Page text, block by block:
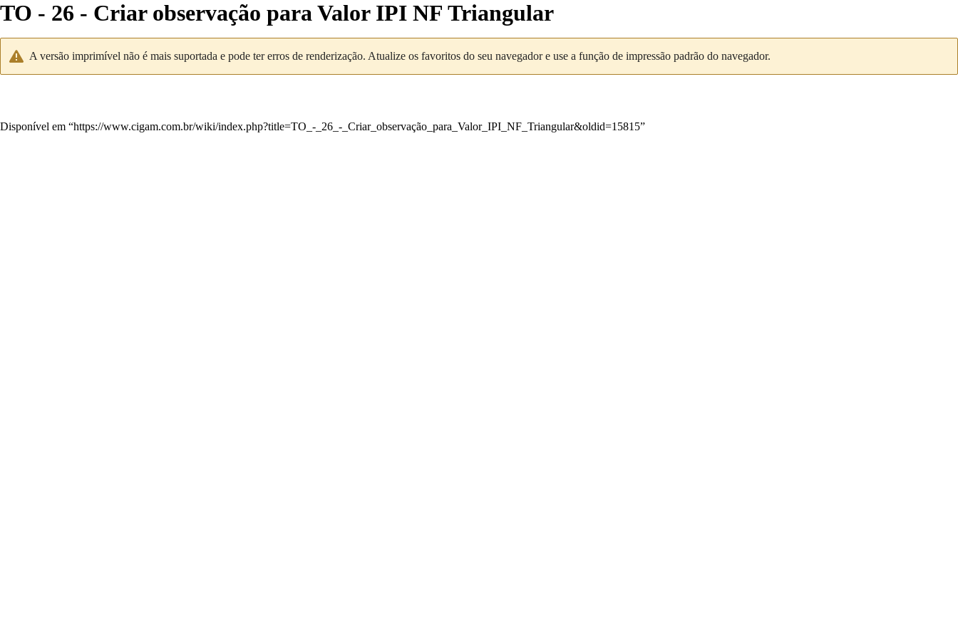
TO - 26 - Criar observação para Valor IPI NF Triangular
A versão imprimível não é mais suportada e pode ter erros de renderização. Atualize os favoritos do seu navegador e use a função de impressão padrão do navegador.
Disponível em “https://www.cigam.com.br/wiki/index.php?title=TO_-_26_-_Criar_observação_para_Valor_IPI_NF_Triangular&oldid=15815”